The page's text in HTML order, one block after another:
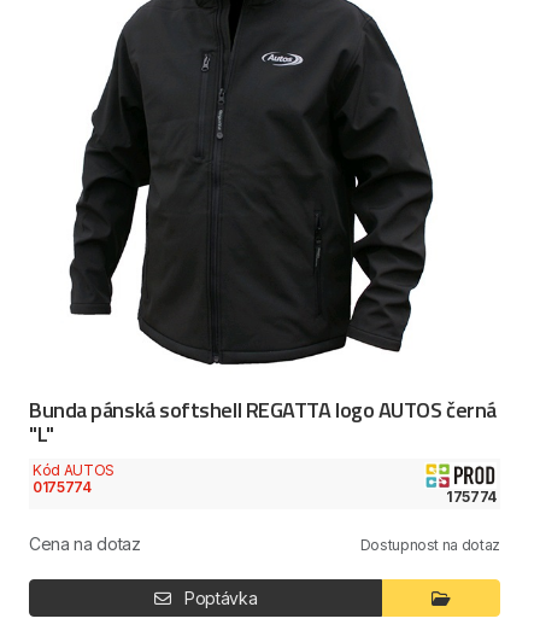
Bunda pánská softshell REGATTA logo AUTOS černá
"L"
Kód AUTOS
0175774
175774
Cena na dotaz Dostupnost na dotaz
Poptávka